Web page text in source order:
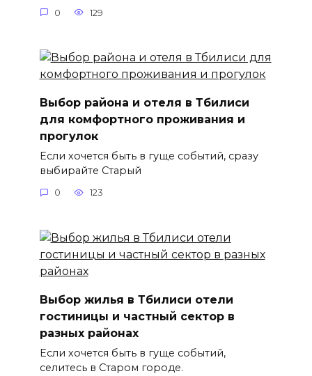
0 129
Выбор района и отеля в Тбилиси
для комфортного проживания и
прогулок
Если хочется быть в гуще событий, сразу
выбирайте Старый
0 123
Выбор жилья в Тбилиси отели
гостиницы и частный сектор в
разных районах
Если хочется быть в гуще событий,
селитесь в Старом городе.